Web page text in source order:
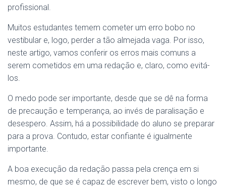
profissional.
Muitos estudantes temem cometer um erro bobo no
vestibular e, logo, perder a tão almejada vaga. Por isso,
neste artigo, vamos conferir os erros mais comuns a
serem cometidos em uma redação e, claro, como evitá-
los.
O medo pode ser importante, desde que se dê na forma
de precaução e temperança, ao invés de paralisação e
desespero. Assim, há a possibilidade do aluno se preparar
para a prova. Contudo, estar confiante é igualmente
importante.
A boa execução da redação passa pela crença em si
mesmo, de que se é capaz de escrever bem, visto o longo